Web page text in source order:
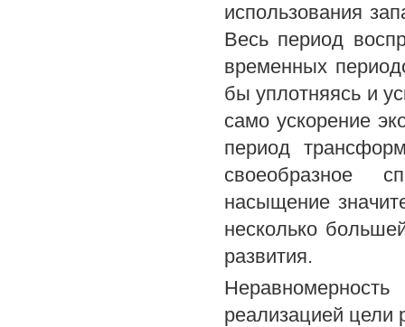
использования
Весь период
временных
бы уплотняясь и
само ускорение
период
своеобразное
насыщение
несколько
развития.
реализацией цели